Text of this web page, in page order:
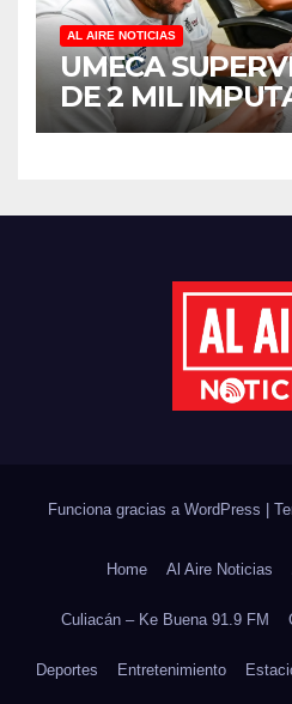
AL AIRE NOTICIAS
UMECA
DE 2 MIL
SINALOA
Funciona gracias a WordPress
Home Al Aire Noticias
Culiacán – Ke Buena 91.9 FM
Deportes Entretenimiento